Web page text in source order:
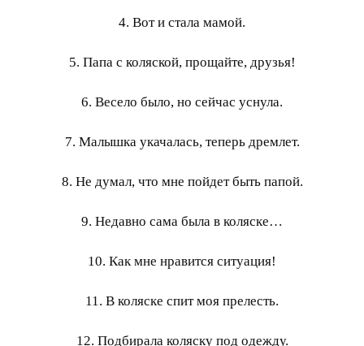
4. Вот и стала мамой.
5. Папа с коляской, прощайте, друзья!
6. Весело было, но сейчас уснула.
7. Малышка укачалась, теперь дремлет.
8. Не думал, что мне пойдет быть папой.
9. Недавно сама была в коляске…
10. Как мне нравится ситуация!
11. В коляске спит моя прелесть.
12. Подбирала коляску под одежду.